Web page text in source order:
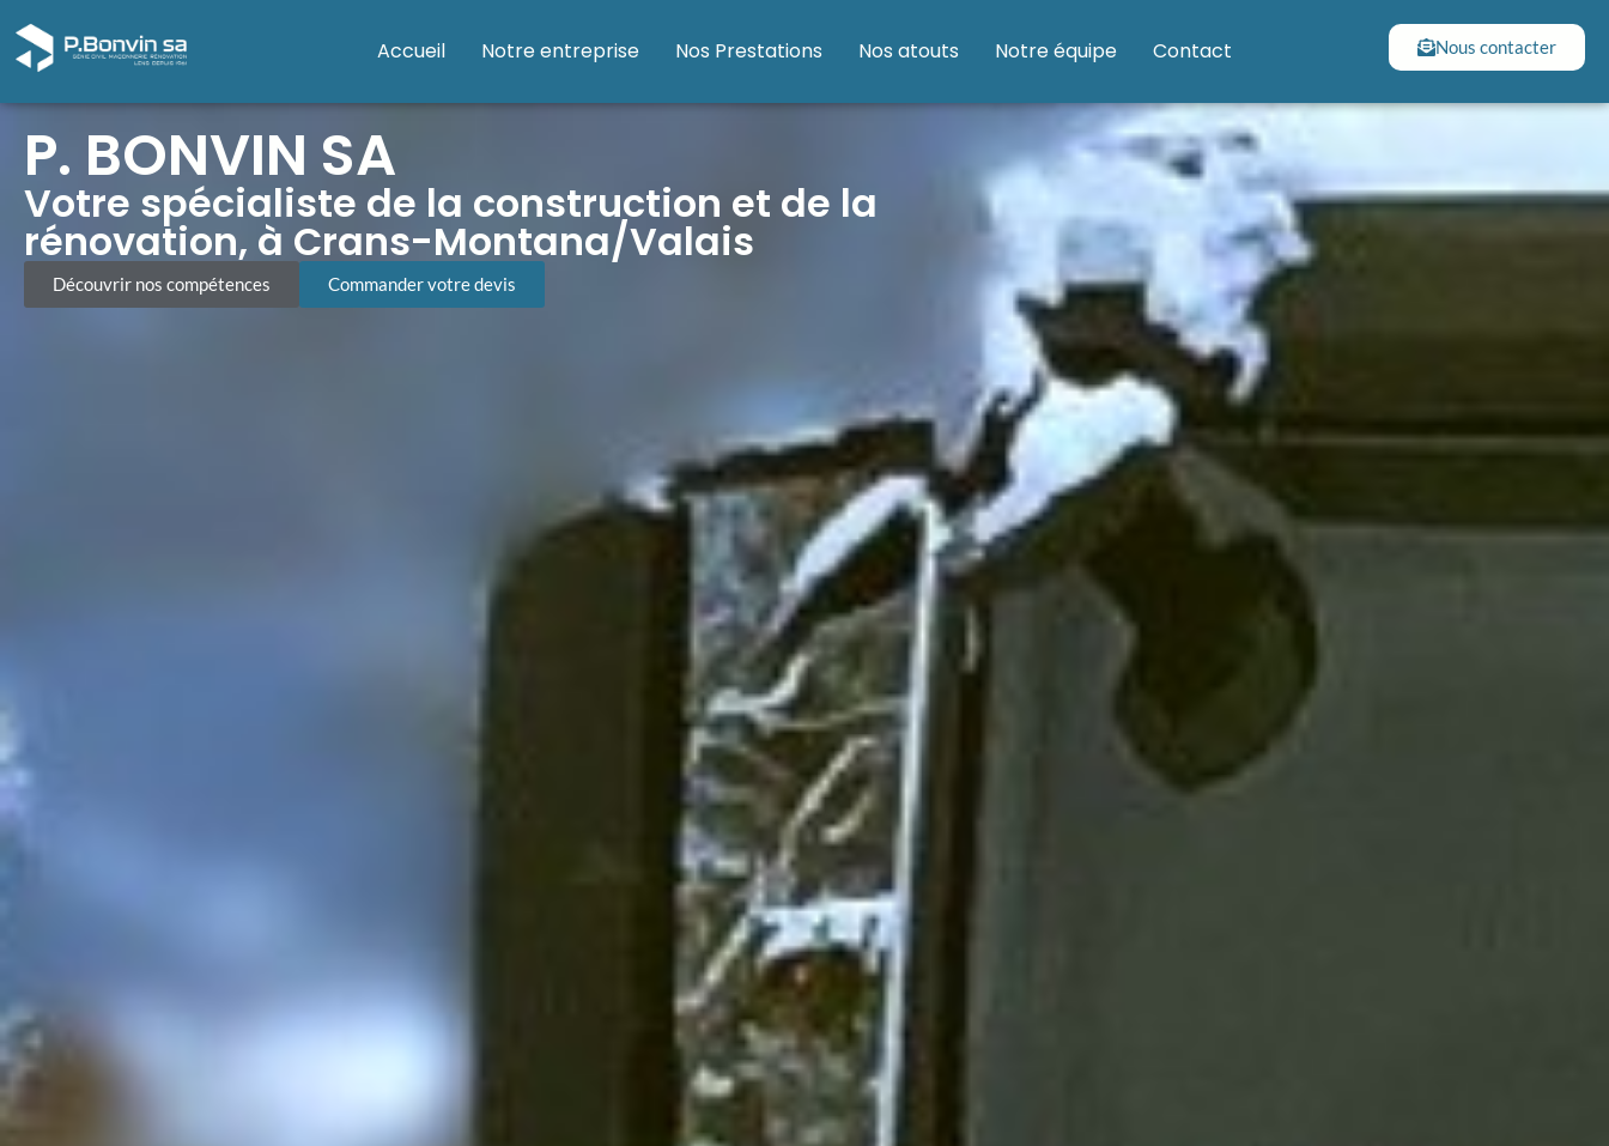
Accueil Notre entreprise Nos Prestations Nos atouts Notre équipe Contact Nous contacter
P. BONVIN SA
Votre spécialiste de la construction et de la
rénovation, à Crans-Montana/Valais
Découvrir nos compétences Commander votre devis